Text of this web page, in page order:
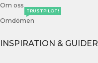
Om oss
Omdömen
TRUSTPILOT!
INSPIRATION & GUIDER